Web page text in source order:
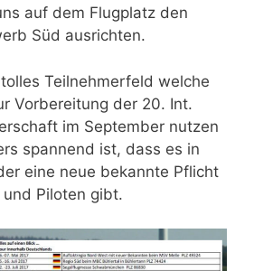
auf dem Flugplatz den
Süd ausrichten.
Teilnehmerfeld welche
Vorbereitung der 20. Int.
im September nutzen
spannend ist, dass es in
eine neue bekannte Pflicht
Piloten gibt.